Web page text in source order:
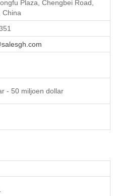
Plaza, Chengbei Road,
China
- 50 miljoen dollar